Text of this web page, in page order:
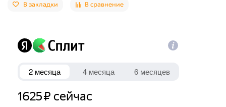
В закладки В сравнение